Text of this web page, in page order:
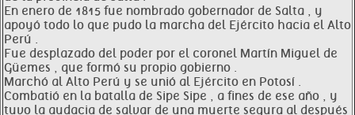
En enero de 1815 fue nombrado gobernador de Salta , y
apoyó todo lo que pudo la marcha del Ejército hacia el Alto
Perú .
Fue desplazado del poder por el coronel Martín Miguel de
Güemes , que formó su propio gobierno .
Marchó al Alto Perú y se unió al Ejército en Potosí .
Combatió en la batalla de Sipe Sipe , a fines de ese año , y
tuvo la audacia de salvar de una muerte segura al después